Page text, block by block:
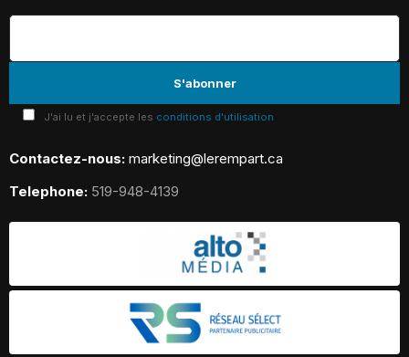
J'ai lu et j'accepte les conditions d'utilisation
Contactez-nous: marketing@lerempart.ca
Telephone: 519-948-4139